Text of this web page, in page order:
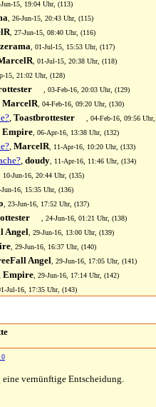
Jun-15, 19:04 Uhr, (113)
, 26-Jun-15, 20:43 Uhr, (115)
, 27-Jun-15, 08:40 Uhr, (116)
, 01-Jul-15, 15:53 Uhr, (117)
, 01-Jul-15, 20:38 Uhr, (118)
15, 21:02 Uhr, (128)
, 03-Feb-16, 20:03 Uhr, (129)
MarcelR , 04-Feb-16, 09:20 Uhr, (130)
, Toastbrottester , 04-Feb-16, 09:56
Empire , 06-Apr-16, 13:38 Uhr, (132)
, MarcelR , 11-Apr-16, 10:20 Uhr, (133)
, doudy , 11-Apr-16, 11:46 Uhr, (134)
, 10-Jun-16, 20:44 Uhr, (135)
Jun-16, 15:35 Uhr, (136)
, 23-Jun-16, 17:52 Uhr, (137)
, 24-Jun-16, 01:21 Uhr, (138)
Angel , 29-Jun-16, 13:00 Uhr, (139)
, 29-Jun-16, 16:37 Uhr, (140)
Angel , 29-Jun-16, 17:05 Uhr, (141)
Empire , 29-Jun-16, 17:14 Uhr, (142)
Jul-16, 17:35 Uhr, (143)
0
vernünftige Entscheidung.